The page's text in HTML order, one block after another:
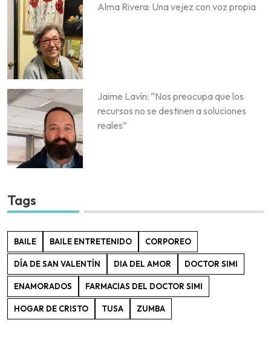
Alma Rivera: Una vejez con voz propia
Jaime Lavín: “Nos preocupa que los
recursos no se destinen a soluciones
reales”
Tags
BAILE BAILE ENTRETENIDO CORPOREO
DÍA DE SAN VALENTÍN DIA DEL AMOR DOCTOR SIMI
ENAMORADOS FARMACIAS DEL DOCTOR SIMI
HOGAR DE CRISTO TUSA ZUMBA